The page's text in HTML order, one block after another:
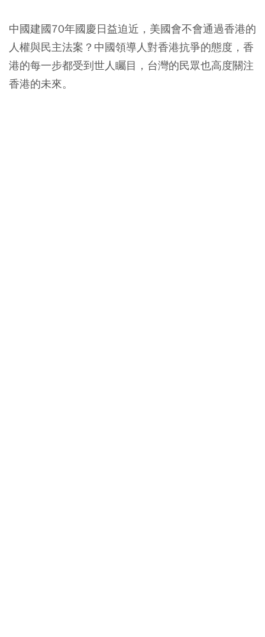
中國建國70年國慶日益迫近，美國會不會通過香港的
人權與民主法案？中國領導人對香港抗爭的態度，香
港的每一步都受到世人矚目，台灣的民眾也高度關注
香港的未來。